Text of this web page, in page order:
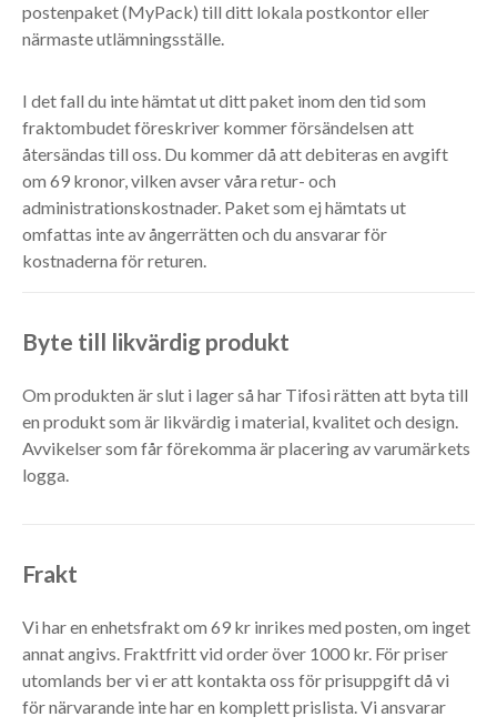
postenpaket (MyPack) till ditt lokala postkontor eller
närmaste utlämningsställe.
I det fall du inte hämtat ut ditt paket inom den tid som
fraktombudet föreskriver kommer försändelsen att
återsändas till oss. Du kommer då att debiteras en avgift
om 69 kronor, vilken avser våra retur- och
administrationskostnader. Paket som ej hämtats ut
omfattas inte av ångerrätten och du ansvarar för
kostnaderna för returen.
Byte till likvärdig produkt
Om produkten är slut i lager så har Tifosi rätten att byta till
en produkt som är likvärdig i material, kvalitet och design.
Avvikelser som får förekomma är placering av varumärkets
logga.
Frakt
Vi har en enhetsfrakt om 69 kr inrikes med posten, om inget
annat angivs. Fraktfritt vid order över 1000 kr. För priser
utomlands ber vi er att kontakta oss för prisuppgift då vi
för närvarande inte har en komplett prislista. Vi ansvarar